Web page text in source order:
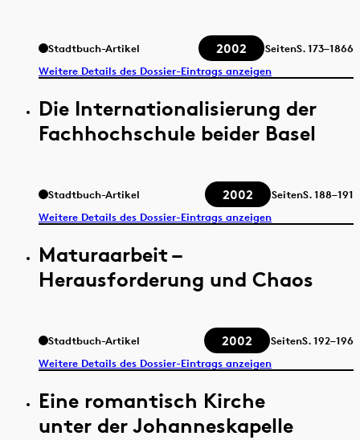
Stadtbuch-Artikel 2002 SeitenS.173–1866
Weitere Details des Dossier-Eintrags anzeigen
Die Internationalisierung der
Fachhochschule beider Basel
Stadtbuch-Artikel 2002 SeitenS.188–191
Weitere Details des Dossier-Eintrags anzeigen
Maturaarbeit –
Herausforderung und Chaos
Stadtbuch-Artikel 2002 SeitenS.192–196
Weitere Details des Dossier-Eintrags anzeigen
Eine romantisch Kirche
unter der Johanneskapelle